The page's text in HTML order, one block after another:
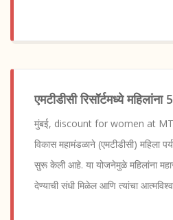
एमटीडीसी रिसॉर्टमध्ये
मुंबई, discount for women at
विकास महामंडळाने (एमटीडीसी) महिला
सुरू केली आहे. या योजनेमुळे महिलांना
देण्याची संधी मिळेल आणि त्यांचा